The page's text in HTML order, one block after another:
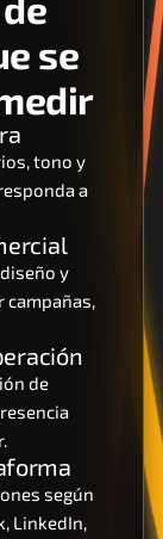
se
tono y
a
y
campañas,
de
según
LinkedIn,